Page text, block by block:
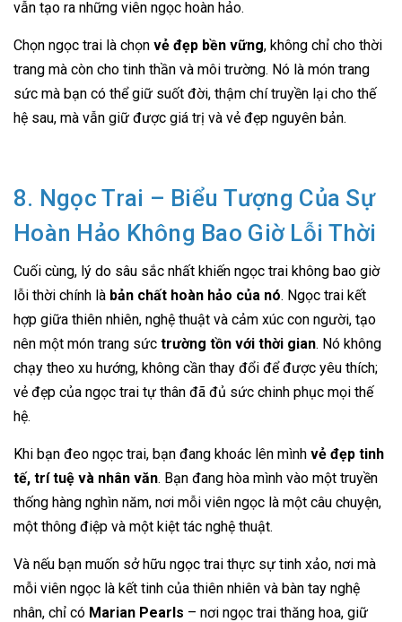
vẫn tạo ra những viên ngọc hoàn hảo.
Chọn ngọc trai là chọn vẻ đẹp bền vững, không chỉ cho thời
trang mà còn cho tinh thần và môi trường. Nó là món trang
sức mà bạn có thể giữ suốt đời, thậm chí truyền lại cho thế
hệ sau, mà vẫn giữ được giá trị và vẻ đẹp nguyên bản.
8. Ngọc Trai – Biểu Tượng Của Sự
Hoàn Hảo Không Bao Giờ Lỗi Thời
Cuối cùng, lý do sâu sắc nhất khiến ngọc trai không bao giờ
lỗi thời chính là bản chất hoàn hảo của nó. Ngọc trai kết
hợp giữa thiên nhiên, nghệ thuật và cảm xúc con người, tạo
nên một món trang sức trường tồn với thời gian. Nó không
chạy theo xu hướng, không cần thay đổi để được yêu thích;
vẻ đẹp của ngọc trai tự thân đã đủ sức chinh phục mọi thế
hệ.
Khi bạn đeo ngọc trai, bạn đang khoác lên mình vẻ đẹp tinh
tế, trí tuệ và nhân văn. Bạn đang hòa mình vào một truyền
thống hàng nghìn năm, nơi mỗi viên ngọc là một câu chuyện,
một thông điệp và một kiệt tác nghệ thuật.
Và nếu bạn muốn sở hữu ngọc trai thực sự tinh xảo, nơi mà
mỗi viên ngọc là kết tinh của thiên nhiên và bàn tay nghệ
nhân, chỉ có Marian Pearls – nơi ngọc trai thăng hoa, giữ